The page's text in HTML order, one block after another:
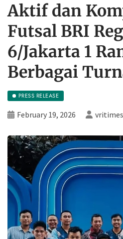
Aktif dan
Futsal BRI
6/Jakarta 1
Berbagai
PRESS RELEASE
February 19, 2026 vritimes